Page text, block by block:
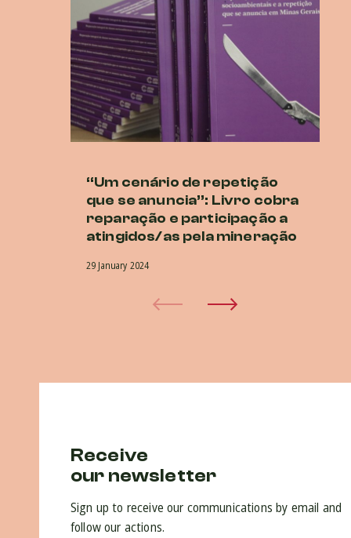
“Um cenário de repetição
que se anuncia”: Livro cobra
reparação e participação a
atingidos/as pela mineração
29 January 2024
Receive
our newsletter
Sign up to receive our communications by email and
follow our actions.